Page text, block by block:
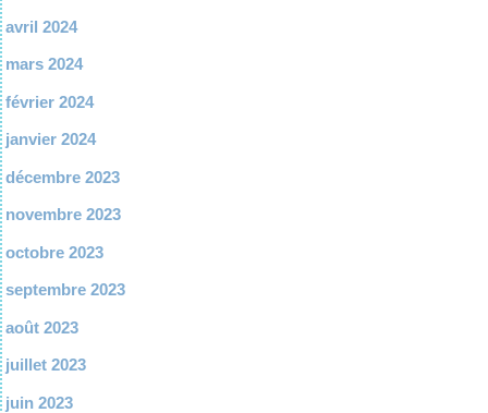
avril 2024
mars 2024
février 2024
janvier 2024
décembre 2023
novembre 2023
octobre 2023
septembre 2023
août 2023
juillet 2023
juin 2023